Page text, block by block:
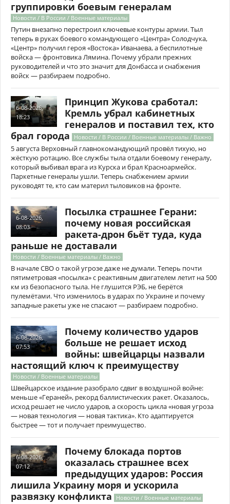
группировки боевым генералам
Новости / В России / Военные материалы
Путин внезапно перестроил ключевые контуры армии. Тыл
теперь в руках боевого командующего «Центра» Солодчука,
«Центр» получил героя «Востока» Иванаева, а беспилотные
войска — фронтовика Лямина. Почему убрали прежних
руководителей и что это значит для Донбасса и снабжения
войск — разбираем подробно.
6-08-2026,
18:23
Принцип Жукова сработал:
Кремль убрал кабинетных
генералов и поставил тех, кто
брал города
Новости / В России / Военные материалы / Важно
5 августа Верховный главнокомандующий провёл тихую, но
жёсткую ротацию. Все службы тыла отдали боевому генералу,
который выбивал врага из Курска и брал Красноармейск.
Паркетные генералы ушли. Теперь снабжением армии
руководят те, кто сам материл тыловиков на фронте.
6-08-2026,
08:03
Посылка страшнее Герани:
почему новая российская
ракета-дрон бьёт туда, куда
раньше не доставали
Новости / Военные материалы / Важно
В начале СВО о такой угрозе даже не думали. Теперь почти
пятиметровая «посылка» с реактивным двигателем летит на 500
км из безопасного тыла. Не глушится РЭБ, не берётся
пулемётами. Что изменилось в ударах по Украине и почему
западные ракеты уже не спасают — разбираем подробно.
6-08-2026,
07:53
Почему количество ударов
больше не решает исход
войны: швейцарцы назвали
настоящий ключ к преимуществу
Новости / Военные материалы
Швейцарское издание разобрало сдвиг в воздушной войне:
меньше «Гераней», рекорд баллистических ракет. Оказалось,
исход решает не число ударов, а скорость цикла «новая угроза
— новая технология — новая тактика». Кто адаптируется
быстрее — тот и получает преимущество.
6-08-2026,
07:12
Почему блокада портов
оказалась страшнее всех
предыдущих ударов: Россия
лишила Украину моря и ускорила
развязку конфликта
Новости / Военные материалы